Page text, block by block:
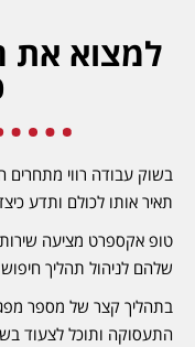
למצוא את
בשוק עבודה רווי
תאיר אותו לכולם ותדע
טופ אקספרט מציעה שירות
שלהם לניהול תהליך
בתהליך קצר של מספר
התעסוקה ותוכל לצעוד